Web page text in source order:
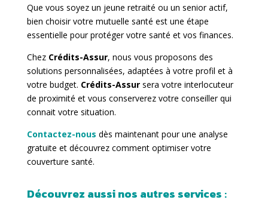
Que vous soyez un jeune retraité ou un senior actif,
bien choisir votre mutuelle santé est une étape
essentielle pour protéger votre santé et vos finances.
Chez Crédits-Assur, nous vous proposons des
solutions personnalisées, adaptées à votre profil et à
votre budget. Crédits-Assur sera votre interlocuteur
de proximité et vous conserverez votre conseiller qui
connait votre situation.
Contactez-nous dès maintenant pour une analyse
gratuite et découvrez comment optimiser votre
couverture santé.
Découvrez aussi nos autres services :